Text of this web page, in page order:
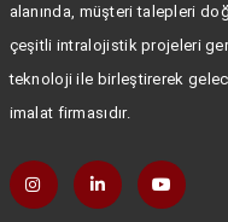
alanında, müşteri talepleri
çeşitli intralojistik projeleri
teknoloji ile birleştirerek
imalat firmasıdır.